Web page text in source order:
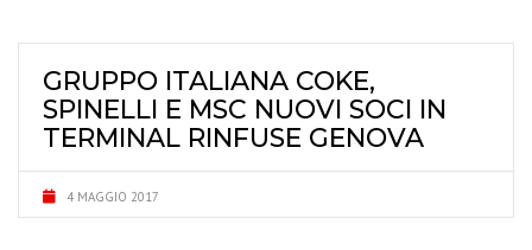
GRUPPO ITALIANA COKE,
SPINELLI E MSC NUOVI SOCI IN
TERMINAL RINFUSE GENOVA
4 MAGGIO 2017